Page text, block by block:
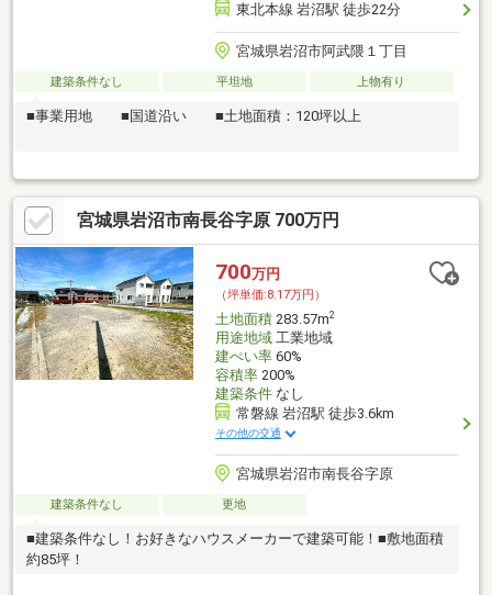
東北本線 岩沼駅 徒歩22分
宮城県岩沼市阿武隈１丁目
建築条件なし 平坦地 上物有り
■事業用地 ■国道沿い ■土地面積：120坪以上
宮城県岩沼市南長谷字原 700万円
700万円
（坪単価:8.17万円）
土地面積283.57m2
用途地域工業地域
建ぺい率60%
容積率200%
建築条件なし
常磐線 岩沼駅 徒歩3.6km
その他の交通
宮城県岩沼市南長谷字原
建築条件なし 更地
■建築条件なし！お好きなハウスメーカーで建築可能！■敷地面積
約85坪！